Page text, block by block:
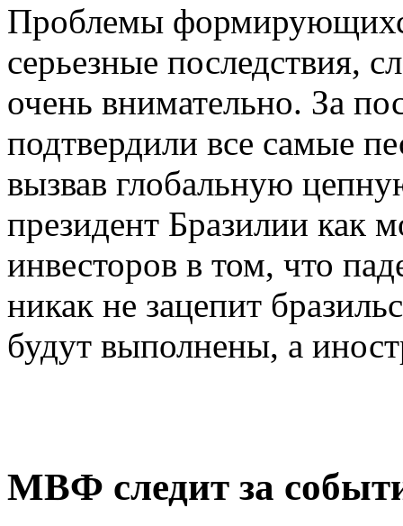
Проблемы
серьезные последствия,
очень внимательно. За
подтвердили все самые
вызвав глобальную
президент Бразилии как
инвесторов в том, что
никак не зацепит
будут выполнены, а
МВФ следит за